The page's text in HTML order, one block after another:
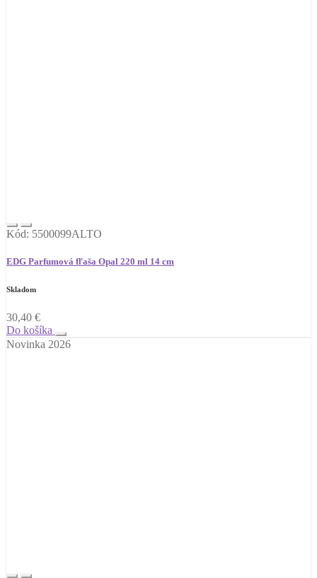
Kód: 5500099ALTO
EDG Parfumová fľaša Opal 220 ml 14 cm
Skladom
30,40 €
Do košíka
Novinka 2026